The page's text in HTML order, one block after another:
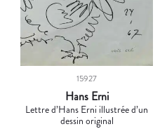
15927
Hans Erni
Lettre d’Hans Erni illustrée d’un
dessin original